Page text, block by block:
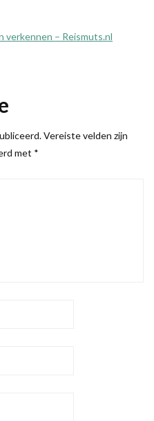
verkennen – Reismuts.nl
Vereiste velden zijn
met *